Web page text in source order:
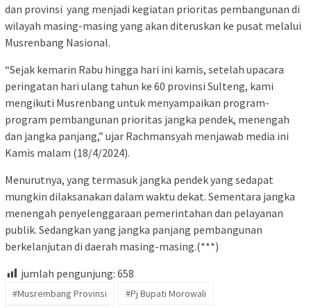
dan provinsi yang menjadi kegiatan prioritas pembangunan di
wilayah masing-masing yang akan diteruskan ke pusat melalui
Musrenbang Nasional.
“Sejak kemarin Rabu hingga hari ini kamis, setelah upacara
peringatan hari ulang tahun ke 60 provinsi Sulteng, kami
mengikuti Musrenbang untuk menyampaikan program-
program pembangunan prioritas jangka pendek, menengah
dan jangka panjang,” ujar Rachmansyah menjawab media ini
Kamis malam (18/4/2024).
Menurutnya, yang termasuk jangka pendek yang sedapat
mungkin dilaksanakan dalam waktu dekat. Sementara jangka
menengah penyelenggaraan pemerintahan dan pelayanan
publik. Sedangkan yang jangka panjang pembangunan
berkelanjutan di daerah masing-masing.(***)
jumlah pengunjung: 658
#Musrembang Provinsi #Pj Bupati Morowali